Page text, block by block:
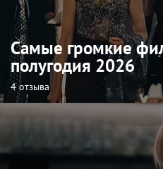
Самые громкие
полугодия 2026
4 отзыва